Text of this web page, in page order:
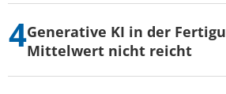
Generative KI in der
Mittelwert nicht reicht